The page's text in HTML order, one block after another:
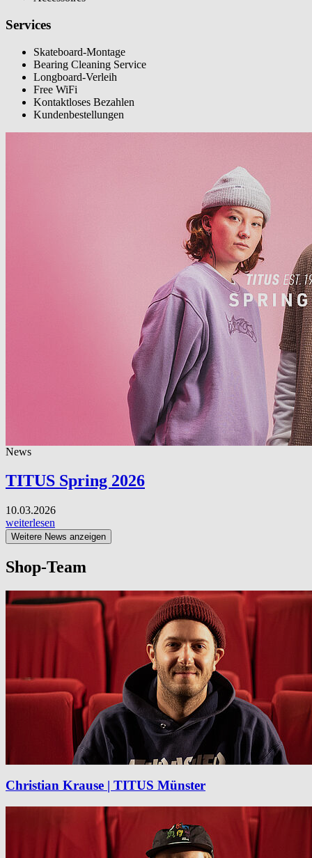
Services
Skateboard-Montage
Bearing Cleaning Service
Longboard-Verleih
Free WiFi
Kontaktloses Bezahlen
Kundenbestellungen
News
TITUS Spring 2026
10.03.2026
weiterlesen
Weitere News anzeigen
Shop-Team
Christian Krause | TITUS Münster